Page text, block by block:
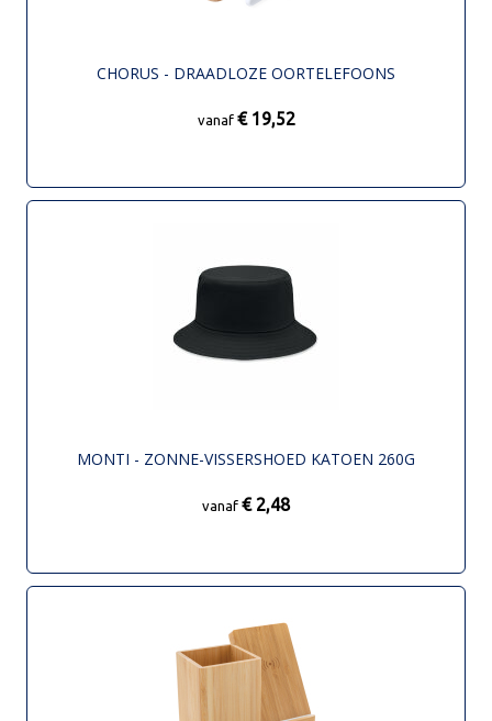
CHORUS - DRAADLOZE OORTELEFOONS
vanaf € 19,52
MONTI - ZONNE-VISSERSHOED KATOEN 260G
vanaf € 2,48